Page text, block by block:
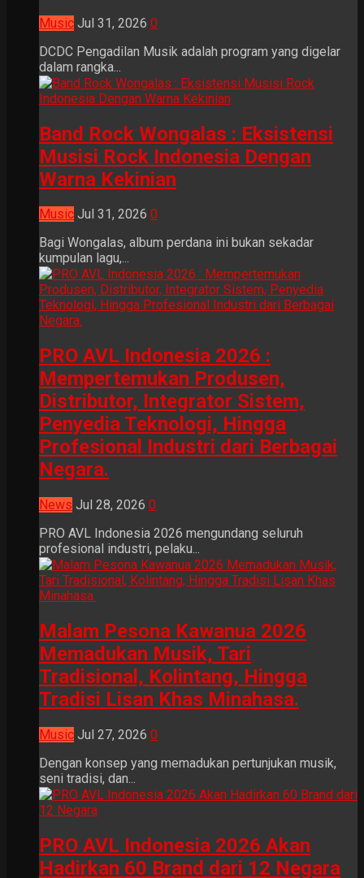
Music Jul 31, 2026 0
DCDC Pengadilan Musik adalah program yang digelar
dalam rangka...
Band Rock Wongalas : Eksistensi
Musisi Rock Indonesia Dengan
Warna Kekinian
Music Jul 31, 2026 0
Bagi Wongalas, album perdana ini bukan sekadar
kumpulan lagu,...
PRO AVL Indonesia 2026 :
Mempertemukan Produsen,
Distributor, Integrator Sistem,
Penyedia Teknologi, Hingga
Profesional Industri dari Berbagai
Negara.
News Jul 28, 2026 0
PRO AVL Indonesia 2026 mengundang seluruh
profesional industri, pelaku...
Malam Pesona Kawanua 2026
Memadukan Musik, Tari
Tradisional, Kolintang, Hingga
Tradisi Lisan Khas Minahasa.
Music Jul 27, 2026 0
Dengan konsep yang memadukan pertunjukan musik,
seni tradisi, dan...
PRO AVL Indonesia 2026 Akan
Hadirkan 60 Brand dari 12 Negara